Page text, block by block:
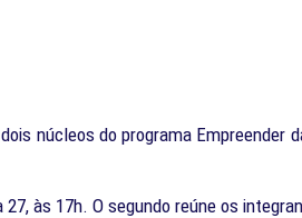
núcleos do programa Empreender
às 17h. O segundo reúne os